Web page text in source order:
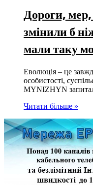
Дороги,
змінили б
мали таку
Еволюція – це
особистості,
MYNIZHYN
Читати більше »